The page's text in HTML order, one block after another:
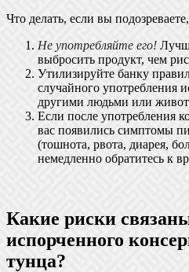
Что делать, если вы
Не употребляйте его!
выбросить продукт, чем
Утилизируйте банку
случайного употребления
другими людьми или
Если после употребления
вас появились симптомы
(тошнота, рвота, диарея,
немедленно обратитесь к
Какие риски
испорченного
тунца?